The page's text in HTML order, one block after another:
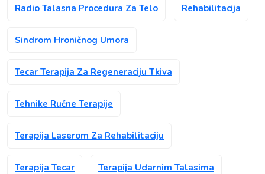
Radio Talasna Procedura Za Telo Rehabilitacija
Sindrom Hroničnog Umora
Tecar Terapija Za Regeneraciju Tkiva
Tehnike Ručne Terapije
Terapija Laserom Za Rehabilitaciju
Terapija Tecar Terapija Udarnim Talasima